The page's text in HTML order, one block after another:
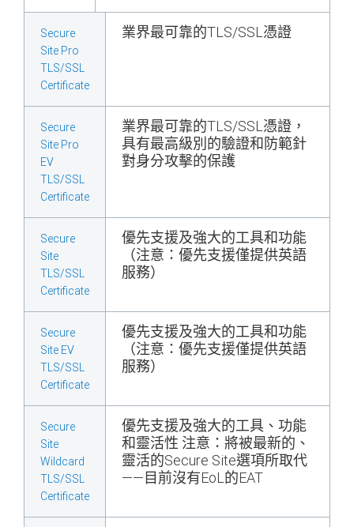
Secure
Site Pro
TLS/SSL
Certificate
業界最可靠的TLS/SSL憑證
Secure
Site Pro
EV
TLS/SSL
Certificate
業界最可靠的TLS/SSL憑證，
具有最高級別的驗證和防範針
對身分攻擊的保護
Secure
Site
TLS/SSL
Certificate
優先支援及強大的工具和功能
（注意：優先支援僅提供英語
服務）
Secure
Site EV
TLS/SSL
Certificate
優先支援及強大的工具和功能
（注意：優先支援僅提供英語
服務）
Secure
Site
Wildcard
TLS/SSL
Certificate
優先支援及強大的工具、功能
和靈活性 注意：將被最新的、
靈活的Secure Site選項所取代
——目前沒有EoL的EAT